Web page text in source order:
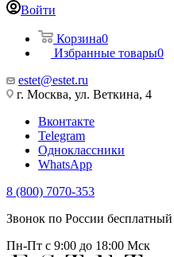
Войти
Корзина0
Избранные товары0
estet@estet.ru
г. Москва, ул. Веткина, 4
Вконтакте
Telegram
Одноклассники
WhatsApp
8 (800) 7070-353
Звонок по России бесплатный
Пн-Пт с 9:00 до 18:00 Мск